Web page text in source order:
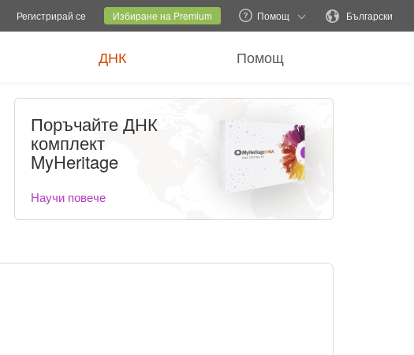
Текущ сайтСмяна на езика
Регистрирай се Избиране на Premium Помощ Български
ДНК Помощ
Поръчайте ДНК
комплект
MyHeritage
Научи повече